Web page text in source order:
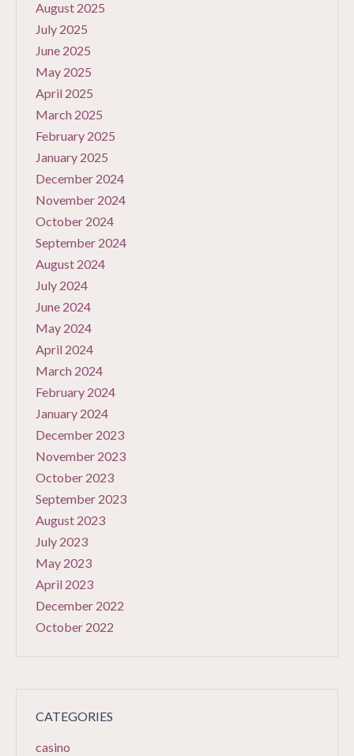
August 2025
July 2025
June 2025
May 2025
April 2025
March 2025
February 2025
January 2025
December 2024
November 2024
October 2024
September 2024
August 2024
July 2024
June 2024
May 2024
April 2024
March 2024
February 2024
January 2024
December 2023
November 2023
October 2023
September 2023
August 2023
July 2023
May 2023
April 2023
December 2022
October 2022
CATEGORIES
casino